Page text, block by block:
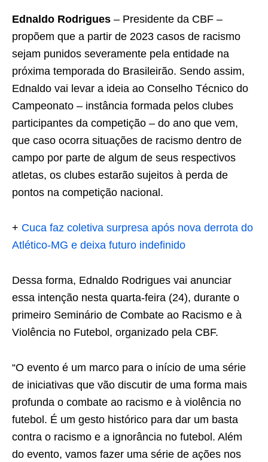
Ednaldo Rodrigues – Presidente da CBF –
propõem que a partir de 2023 casos de racismo
sejam punidos severamente pela entidade na
próxima temporada do Brasileirão. Sendo assim,
Ednaldo vai levar a ideia ao Conselho Técnico do
Campeonato – instância formada pelos clubes
participantes da competição – do ano que vem,
que caso ocorra situações de racismo dentro de
campo por parte de algum de seus respectivos
atletas, os clubes estarão sujeitos à perda de
pontos na competição nacional.
+ Cuca faz coletiva surpresa após nova derrota do
Atlético-MG e deixa futuro indefinido
Dessa forma, Ednaldo Rodrigues vai anunciar
essa intenção nesta quarta-feira (24), durante o
primeiro Seminário de Combate ao Racismo e à
Violência no Futebol, organizado pela CBF.
“O evento é um marco para o início de uma série
de iniciativas que vão discutir de uma forma mais
profunda o combate ao racismo e à violência no
futebol. É um gesto histórico para dar um basta
contra o racismo e a ignorância no futebol. Além
do evento, vamos fazer uma série de ações nos